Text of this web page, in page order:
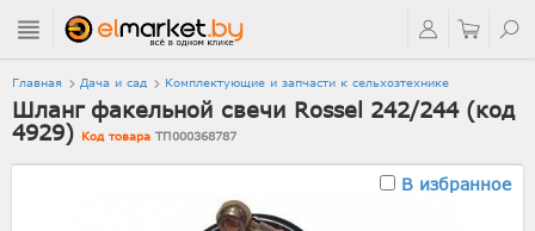
Главная Дача и сад Комплектующие и запчасти к сельхозтехнике
Шланг факельной свечи Rossel 242/244 (код
4929) Код товара ТП000368787
В избранное